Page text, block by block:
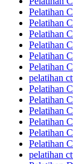
Pelatihan
Pelatihan
Pelatihan
Pelatihan
Pelatihan
Pelatihan
pelatihan
Pelatihan
Pelatihan
Pelatihan
Pelatihan
Pelatihan
Pelatihan
pelatihan